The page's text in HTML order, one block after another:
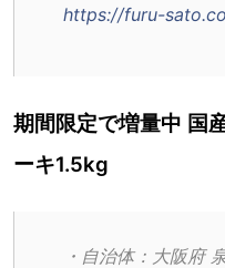
https://furu-
期間限定で増量中 国
ーキ1.5kg
・自治体：大阪府